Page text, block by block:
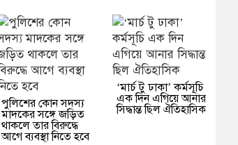
পুলিশের কোন সদস্য
মাদকের সঙ্গে জড়িত
থাকলে তার বিরুদ্ধে
আগে ব্যবস্থা নিতে হবে
‘মার্চ টু ঢাকা’ কর্মসূচি
এক দিন এগিয়ে আনার
সিদ্ধান্ত ছিল ঐতিহাসিক